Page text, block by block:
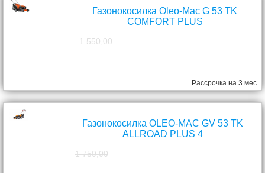
Газонокосилка Oleo-Mac G 53 TK
COMFORT PLUS
1 550,00
Рассрочка на 3 мес.
Газонокосилка OLEO-MAC GV 53 TK
ALLROAD PLUS 4
1 750,00